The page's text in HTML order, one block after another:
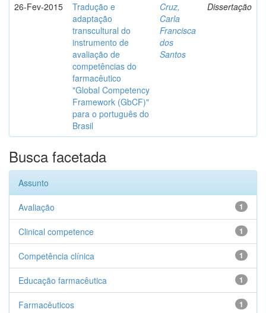
26-Fev-2015
Tradução e
adaptação
transcultural do
instrumento de
avaliação de
competências do
farmacêutico
"Global Competency
Framework (GbCF)"
para o português do
Brasil
Cruz,
Carla
Francisca
dos
Santos
Dissertação
Busca facetada
Assunto
1
Avaliação
1
Clinical competence
1
Competência clínica
1
Educação farmacêutica
1
Farmacêuticos